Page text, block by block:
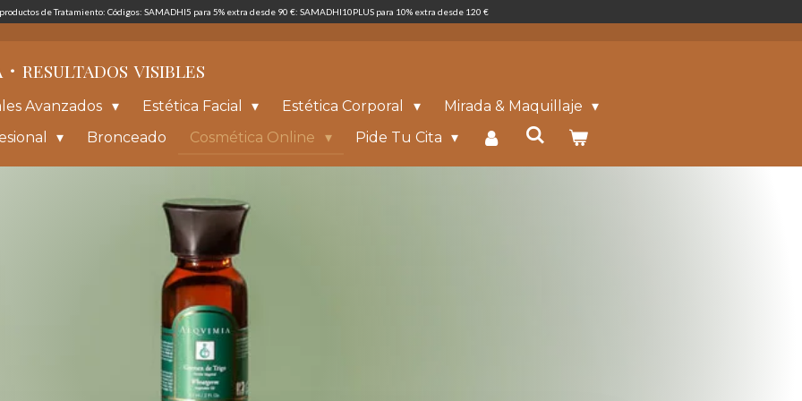
de Tratamiento: Códigos: SAMADHI5 para 5% extra desde 90 €: SAMADHI10PLUS para 10% extra desde 120 €
· RESULTADOS VISIBLES
Avanzados Estética Facial Estética Corporal
Mirada & Maquillaje
Bronceado Cosmética Online Pide Tu Cita